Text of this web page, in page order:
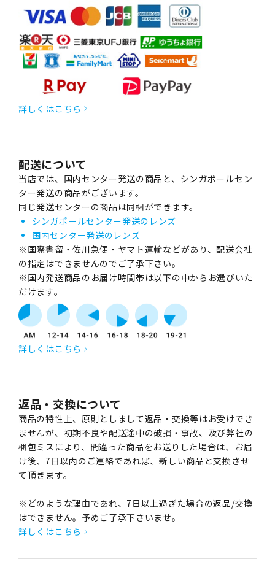
詳しくはこちら
配送について
当店では、国内センター発送の商品と、シンガポールセン
ター発送の商品がございます。
同じ発送センターの商品は同梱ができます。
シンガポールセンター発送のレンズ
国内センター発送のレンズ
※国際書留・佐川急便・ヤマト運輸などがあり、配送会社
の指定はできませんのでご了承下さい。
※国内発送商品のお届け時間帯は以下の中からお選びいた
だけます。
詳しくはこちら
返品・交換について
商品の特性上、原則としまして返品・交換等はお受けでき
ませんが、初期不良や配送途中の破損・事故、及び弊社の
梱包ミスにより、間違った商品をお送りした場合は、お届
け後、7日以内のご連絡であれば、新しい商品と交換させ
て頂きます。
※どのような理由であれ、7日以上過ぎた場合の返品/交換
はできません。予めご了承下さいませ。
詳しくはこちら